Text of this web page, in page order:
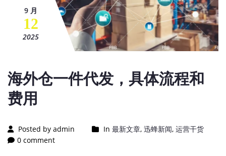
9 月
12
2025
海外仓一件代发，具体流程和
费用
Posted by admin In 最新文章, 迅蜂新闻, 运营干货
0 comment